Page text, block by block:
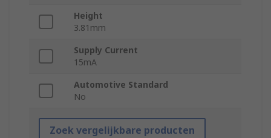
Height
3.81mm
Supply Current
15mA
Automotive Standard
No
Zoek vergelijkbare producten